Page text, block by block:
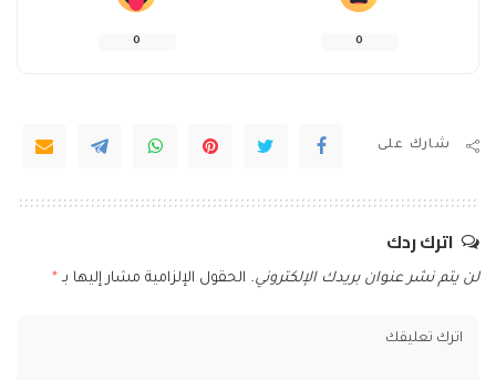
0
0
شارك على
اترك ردك
لن يتم نشر عنوان بريدك الإلكتروني. الحقول الإلزامية مشار إليها بـ *